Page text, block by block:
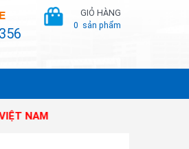
GIỎ HÀNG
0 sản phẩm